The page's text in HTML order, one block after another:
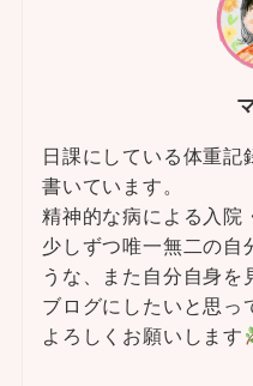
日課にしている体重
書いています。
精神的な病による入院
少しずつ唯一無二の自
うな、また自分自身
ブログにしたいと思っ
よろしくお願いします